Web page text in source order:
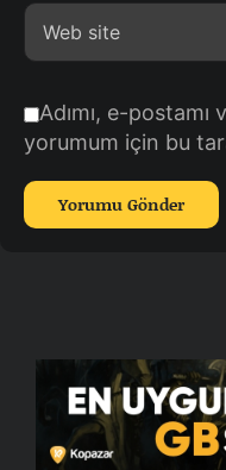
Adımı, e-
yorumum için bu